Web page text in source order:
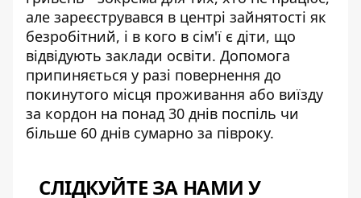
але зареєструвався в центрі зайнятості як
безробітний, і в кого в сім'ї є діти, що
відвідують заклади освіти. Допомога
припиняється у разі повернення до
покинутого місця проживання або виїзду
за кордон на понад 30 днів поспіль чи
більше 60 днів сумарно за півроку.
СЛІДКУЙТЕ ЗА НАМИ У